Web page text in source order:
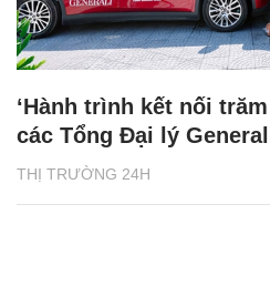
THỊ TRƯỜNG 24H
‘Hành trình kết nối
các Tổng Đại lý